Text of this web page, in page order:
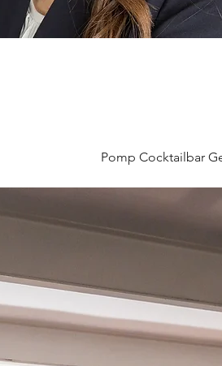
Pomp Cocktailbar